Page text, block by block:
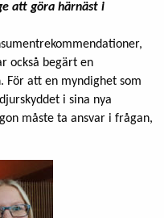
att göra härnäst i
också begärt en
För att en myndighet som
i sina nya
måste ta ansvar i frågan,